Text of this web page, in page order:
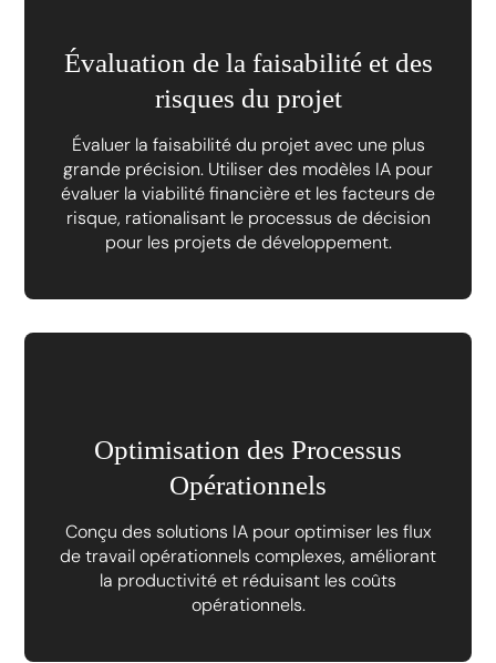
Évaluation de la faisabilité et des
risques du projet
Évaluer la faisabilité du projet avec une plus
grande précision. Utiliser des modèles IA pour
évaluer la viabilité financière et les facteurs de
risque, rationalisant le processus de décision
pour les projets de développement.
Optimisation des Processus
Opérationnels
Conçu des solutions IA pour optimiser les flux
de travail opérationnels complexes, améliorant
la productivité et réduisant les coûts
opérationnels.